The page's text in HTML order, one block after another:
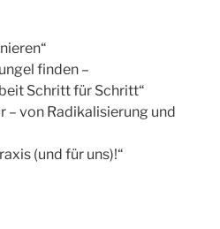
finden –
Schritt für Schritt“
– von Radikalisierung und
(und für uns)!“